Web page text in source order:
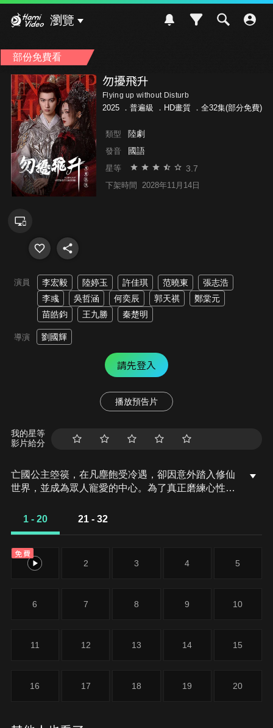
瀏覽
部份免費看
勿擾飛升
Flying up without Disturb
2025 ． 普遍級 ．HD畫質 ．全32集(部分免費)
類型 陸劇
發音 國語
星等 3.7
下架時間 2028年11月14日
演員 李宏毅 陸婷玉 許佳琪 范曉東
張志浩
李彧
吳哲涵 何奕辰 郭天祺
鄭棠元
苗皓鈞
王九勝 秦楚明
導演 劉國輝
請先登入
播放預告片
我的星等
影片給分
亡國公主箜篌，在凡塵飽受冷遇，卻因意外踏入修仙
世界，並成為眾人寵愛的中心。為了真正磨練心性，
桓宗，兩人一同闖蕩修仙界。直到後來箜篌才發現，
界，最終並肩成為一代宗師。在修仙路上，她才明白
話本裡多半都是騙人的：掉下懸崖並不會撿到秘籍，
1 - 20 21 - 32
免費
1 2 3 4 5
6 7 8 9 10
11 12 13 14 15
16 17 18 19 20